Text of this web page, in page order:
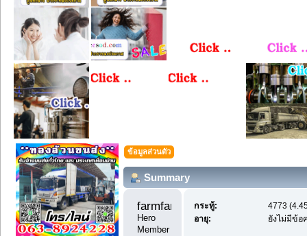
ข้อมูลส่วนตัว
Summary
Hero
Member
กระทู้:
4773
อายุ:
ยังไม่มีข้อ